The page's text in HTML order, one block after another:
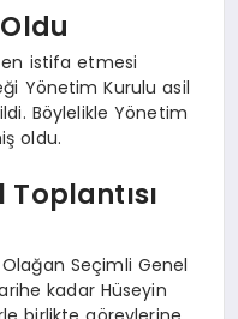
istifa etmesi
Yönetim Kurulu asil
Böylelikle Yönetim
oldu.
Olağan Seçimli Genel
kadar Hüseyin